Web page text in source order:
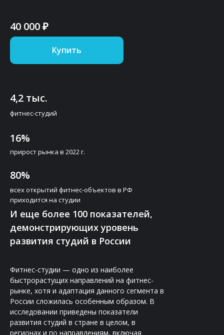
40 000 ₽
Купить
4,2 тыс.
фитнес-студий
16%
прирост рынка в 2022 г.
80%
всех открытий фитнес-объектов в РФ
приходится на студии
И еще более 100 показателей,
демонстрирующих уровень
развития студий в России
Фитнес-студии — одно из наиболее
быстрорастущих направлений на фитнес-
рынке, хотя и адаптация данного сегмента в
России сложилась особенным образом. В
исследовании приведены показатели
развития студий в стране в целом, в
регионах и по направлениям, включая